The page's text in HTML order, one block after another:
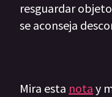
resguardar
se aconseja
Mira esta nota y